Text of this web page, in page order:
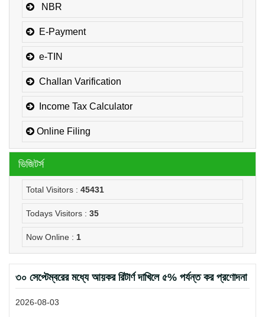
৩০ সেপ্টেম্বরের মধ্যে আয়কর রিটার্ণ দাখিলে ৫% পর্যন্ত কর প্রণোদনা
2026-08-03
কমিশনারের কার্যালয়, সার্কেল-১(কোম্পানীজ), কর অঞ্চল -ময়মনসিংহ এর
NBR
E-Payment
e-TIN
Challan Varification
Income Tax Calculator
Online Filing
ভিজিটর্স
Total Visitors : 45431
Todays Visitors : 35
Now Online : 1